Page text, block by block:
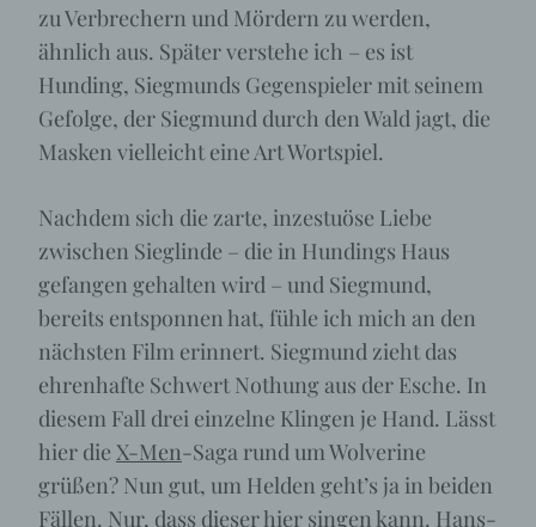
zu Verbrechern und Mördern zu werden,
ähnlich aus. Später verstehe ich – es ist
Hunding, Siegmunds Gegenspieler mit seinem
Gefolge, der Siegmund durch den Wald jagt, die
Masken vielleicht eine Art Wortspiel.
Nachdem sich die zarte, inzestuöse Liebe
zwischen Sieglinde – die in Hundings Haus
gefangen gehalten wird – und Siegmund,
bereits entsponnen hat, fühle ich mich an den
nächsten Film erinnert. Siegmund zieht das
ehrenhafte Schwert Nothung aus der Esche. In
diesem Fall drei einzelne Klingen je Hand. Lässt
hier die X-Men-Saga rund um Wolverine
grüßen? Nun gut, um Helden geht’s ja in beiden
Fällen. Nur, dass dieser hier singen kann. Hans-